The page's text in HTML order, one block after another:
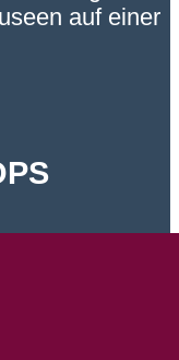
auf einer